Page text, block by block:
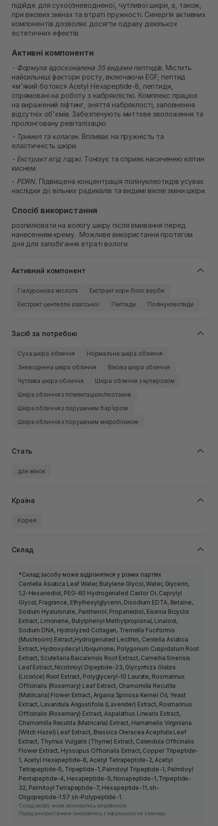
підійде для сухої/зневодненої, чутливої шкіри, а, також,
при вікових змінах та втраті пружності. Синергія активних
компонентів дозволяє досягти одразу декількох
естетичних ефектів.
Активні компоненти
- Формула вдосконалена 35 видами пептидів. Містить
найсильніші фактори росту, включаючи EGF, пептид
«м'який ботокс» Acetyl Hexapeptide-8, пептиди,
спрямовані на роботу з набряклістю. Комплекс працює
на виражений ліфтинг, зняття набряклості, заповнення
відсутніх об'ємів. Забезпечують миттєве зволоження та
пролонговану ревіталізацію.
- Тримел та колаген. Впливає на пружність та
еластичність шкіри.
- Екстракт ягід годжі. Тонізує та сприяє насиченню клітин
киснем.
- PDRN. Підвищена концентрація полінуклеотидів усуває
наслідки дії вільних радикалів та видимі вікові зміни шкіри.
Спосіб використання
розпилювати на вологу шкіру після вмивання перед
нанесенням крему. Можливе використання протягом
дня для запобігання втраті вологи.
Активний компонент
Гіалуронова кислота
Екстракт кори білої верби
Екстракт центелли азіатської
Пептиди Полінуклеотиди
Засіб за потребою
Суха шкіра обличчя
Нормальна шкіра обличчя
Зневоднена шкіра обличчя
Вікова шкіра обличчя
Чутлива шкіра обличчя
Шкіра обличчя з куперозом
Шкіра обличчя з пігментацією/постакне
Шкіра обличчя з порушеним барʼєром
Шкіра обличчя з порушеним мікробіомом
Стать
для жінок
Країна
Корея
Склад
*Склад засобу може відрізнятися у різних партіях
Centella Asiatica Leaf Water, Butylene Glycol, Water, Glycerin,
1,2-Hexanediol, PEG-60 Hydrogenated Castor Oi, Caprylyl
Glycol, Fragrance, Ethylhexylglycerin, Disodium EDTA, Betaine,
Sodium Hyaluronate, Panthenol, Propanediol, Eisenia Bicyclis
Extract, Limonene, Butylphenyl Methylpropional, Linalool,
Sodium DNA, Hydrolyzed Collagen, Tremella Fuciformis
(Mushroom) Extract,Hydrogenated Lecithin, Centella Asiatica
Extract, Hydroxydecyl Ubiquinone, Polygonum Cuspidatum Root
Extract, Scutellaria Baicalensis Root Extract, Camellia Sinensis
Leaf Extract, Nicotinoyl Dipeptide-23, Glycyrrhiza Glabra
(Licorice) Root Extract, Polyglyceryl-10 Laurate, Rosmarinus
Officinalis (Rosemary) Leaf Extract, Chamomilla Recutita
(Matricaria) Flower Extract, Argania Spinosa Kernel Oil, Yeast
Extract, Lavandula Angustifolia (Lavender) Extract, Rosmarinus
Officinalis (Rosemary) Extract, Aspalathus Linearis Extract,
Chamomilla Recutita (Matricaria) Extract, Hamamelis Virginiana
(Witch Hazel) Leaf Extract, Brassica Oleracea Acephala Leaf
Extract, Thymus Vulgaris (Thyme) Extract, Calendula Officinalis
Flower Extract, Hyssopus Officinalis Extract, Copper Tripeptide-
1, Acetyl Hexapeptide-8, Acetyl Tetrapeptide-2, Acetyl
Tetrapeptide-5, Tripeptide-1, Palmitoyl Tripeptide-1, Palmitoyl
Pentapeptide-4, Hexapeptide-9, Nonapeptide-1, Tripeptide-
32, Palmitoyl Tetrapeptide-7, Hexapeptide-11, sh-
Oligopeptide-1 57 sh-Polypeptide-1.
Склад засобу може змінюватись виробником.
Перед використанням ознайомтесь з інформацією на упаковці.